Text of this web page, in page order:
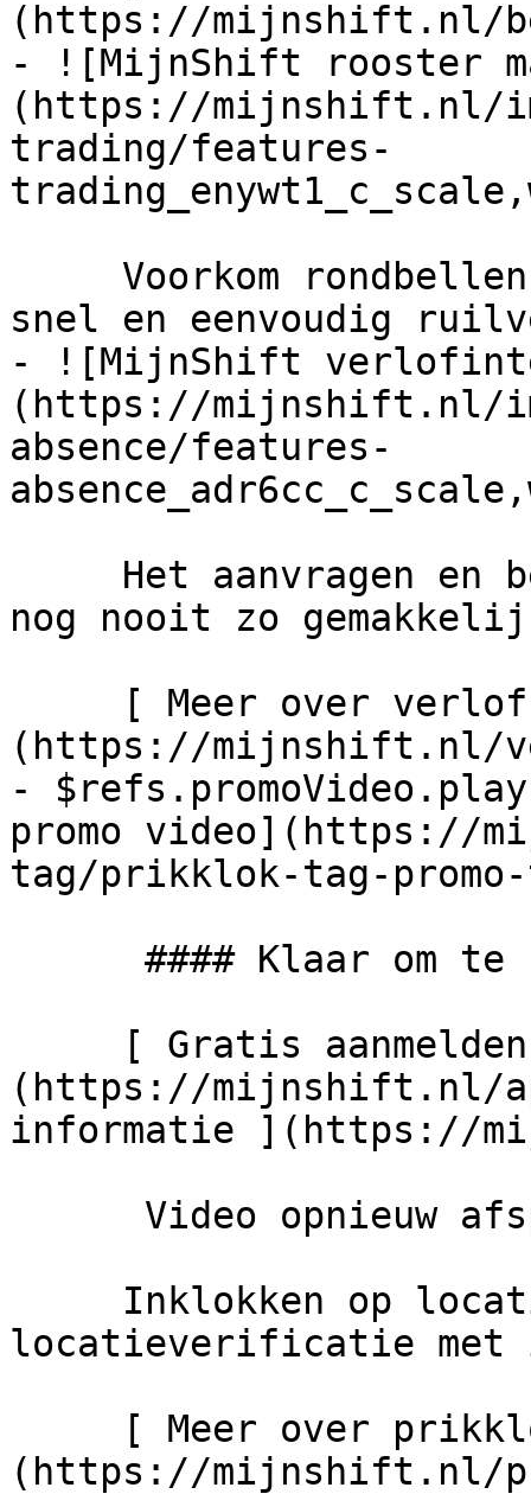
(https://mijnshift.nl/
- ![MijnShift rooster
(https://mijnshift.nl/
trading/features-
snel en eenvoudig
- ![MijnShift
(https://mijnshift.nl/
absence/features-
nog nooit zo
(https://mijnshift.nl/
-
promo video](https://
tag/prikklok-tag-
(https://mijnshift.nl/
informatie ](https://
locatieverificatie met
(https://mijnshift.nl/